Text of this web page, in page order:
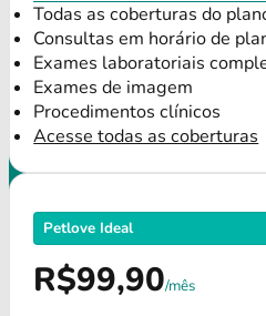
Todas as coberturas do
Consultas em horário de
Exames laboratoriais
Exames de imagem
Procedimentos clínicos
Acesse todas as coberturas
Petlove Ideal
R$99,90/mês